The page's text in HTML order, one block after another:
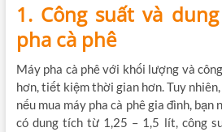
1. Công suất và
pha cà phê
Máy pha cà phê với khối lượng và
hơn, tiết kiệm thời gian hơn. Tuy nhiên,
nếu mua máy pha cà phê gia đình, bạn
có dung tích từ 1,25 – 1,5 lít, công